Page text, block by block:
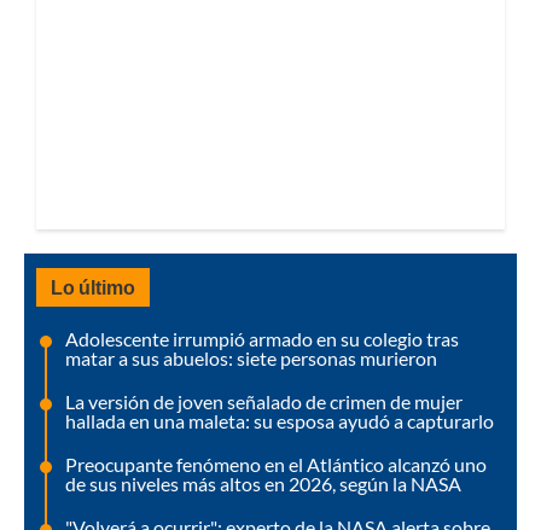
Lo último
Adolescente irrumpió armado en su colegio tras
matar a sus abuelos: siete personas murieron
La versión de joven señalado de crimen de mujer
hallada en una maleta: su esposa ayudó a capturarlo
Preocupante fenómeno en el Atlántico alcanzó uno
de sus niveles más altos en 2026, según la NASA